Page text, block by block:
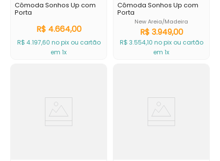
Cômoda Sonhos Up com
Porta
R$ 4.664,00
R$ 4.197,60 no pix ou cartão
em 1x
Cômoda Sonhos Up com
Porta
New Areia/Madeira
R$ 3.949,00
R$ 3.554,10 no pix ou cartão
em 1x